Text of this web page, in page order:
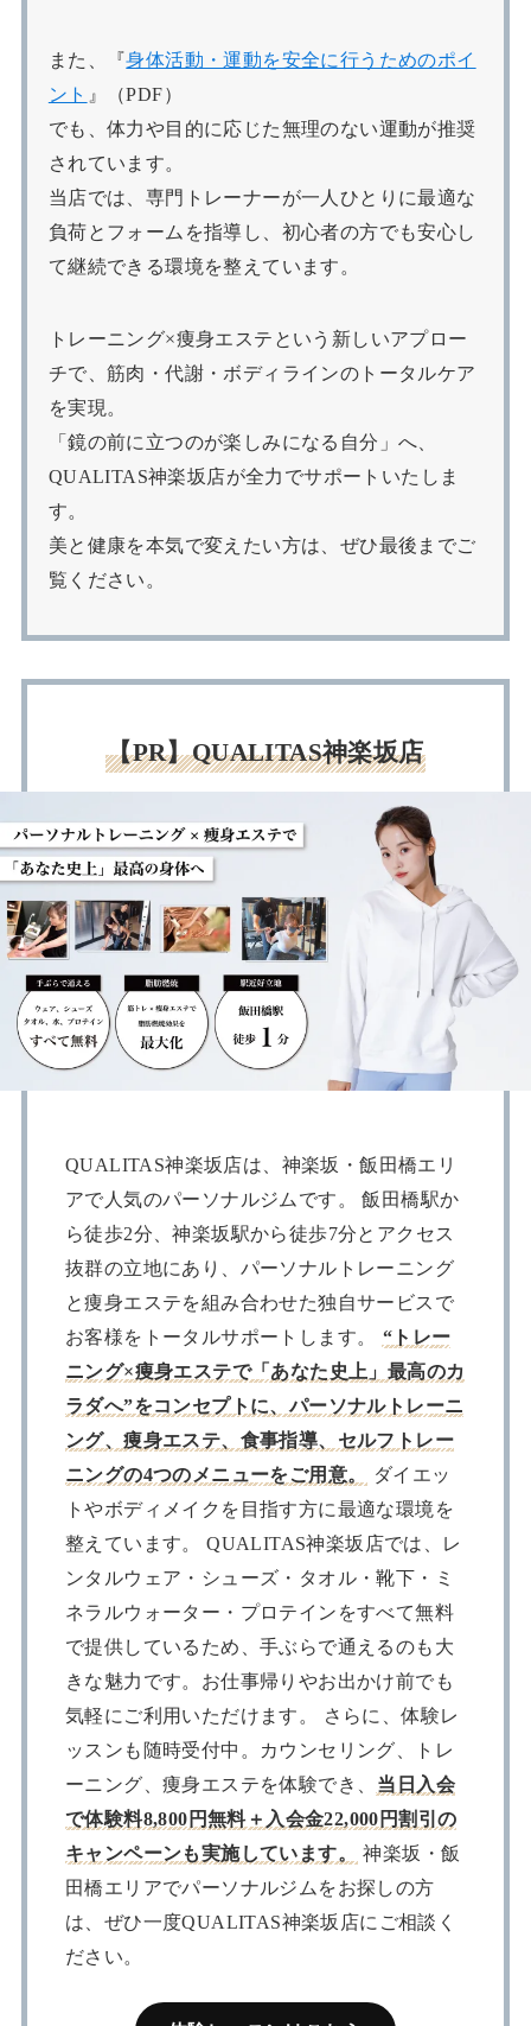
また、『身体活動・運動を安全に行うためのポイ
ント 』（PDF）
でも、体力や目的に応じた無理のない運動が推奨
されています。
当店では、専門トレーナーが一人ひとりに最適な
負荷とフォームを指導し、初心者の方でも安心し
て継続できる環境を整えています。
トレーニング×痩身エステという新しいアプロー
チで、筋肉・代謝・ボディラインのトータルケア
を実現。
「鏡の前に立つのが楽しみになる自分」へ、
QUALITAS神楽坂店が全力でサポートいたしま
す。
美と健康を本気で変えたい方は、ぜひ最後までご
覧ください。
【PR】QUALITAS神楽坂店
QUALITAS神楽坂店は、神楽坂・飯田橋エリ
アで人気のパーソナルジムです。 飯田橋駅か
ら徒歩2分、神楽坂駅から徒歩7分とアクセス
抜群の立地にあり、パーソナルトレーニング
と痩身エステを組み合わせた独自サービスで
お客様をトータルサポートします。 “トレー
ニング×痩身エステで「あなた史上」最高のカ
ラダへ”をコンセプトに、パーソナルトレーニ
ング、痩身エステ、食事指導、セルフトレー
ニングの4つのメニューをご用意。
ダイエッ
トやボディメイクを目指す方に最適な環境を
整えています。 QUALITAS神楽坂店では、レ
ンタルウェア・シューズ・タオル・靴下・ミ
ネラルウォーター・プロテインをすべて無料
で提供しているため、手ぶらで通えるのも大
きな魅力です。お仕事帰りやお出かけ前でも
気軽にご利用いただけます。 さらに、体験レ
ッスンも随時受付中。カウンセリング、トレ
ーニング、痩身エステを体験でき、 当日入会
で体験料8,800円無料＋入会金22,000円割引の
キャンペーンも実施しています。
神楽坂・飯
田橋エリアでパーソナルジムをお探しの方
は、ぜひ一度QUALITAS神楽坂店にご相談く
ださい。